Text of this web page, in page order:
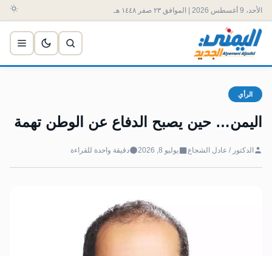
الأحد، 9 أغسطس 2026 | الموافق ٢٣ صفر ١٤٤٨ هـ
الرأي
اليمن… حين يصبح الدفاع عن الوطن تهمة
الدكتور / عادل الشجاع يوليو 8, 2026 دقيقة واحدة للقراءة